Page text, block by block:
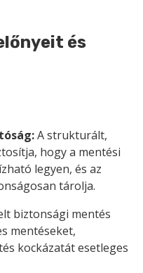
és
A strukturált,
hogy a mentési
legyen, és az
tárolja.
biztonsági mentés
mentéseket,
kockázatát esetleges